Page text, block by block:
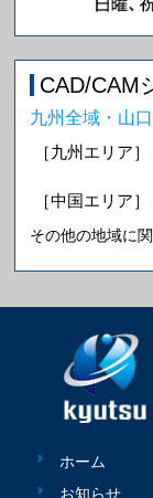
CAD/CAM
九州全域・山
［九州エリア］
［中国エリア］
その他の地域に
ホーム
お知らせ